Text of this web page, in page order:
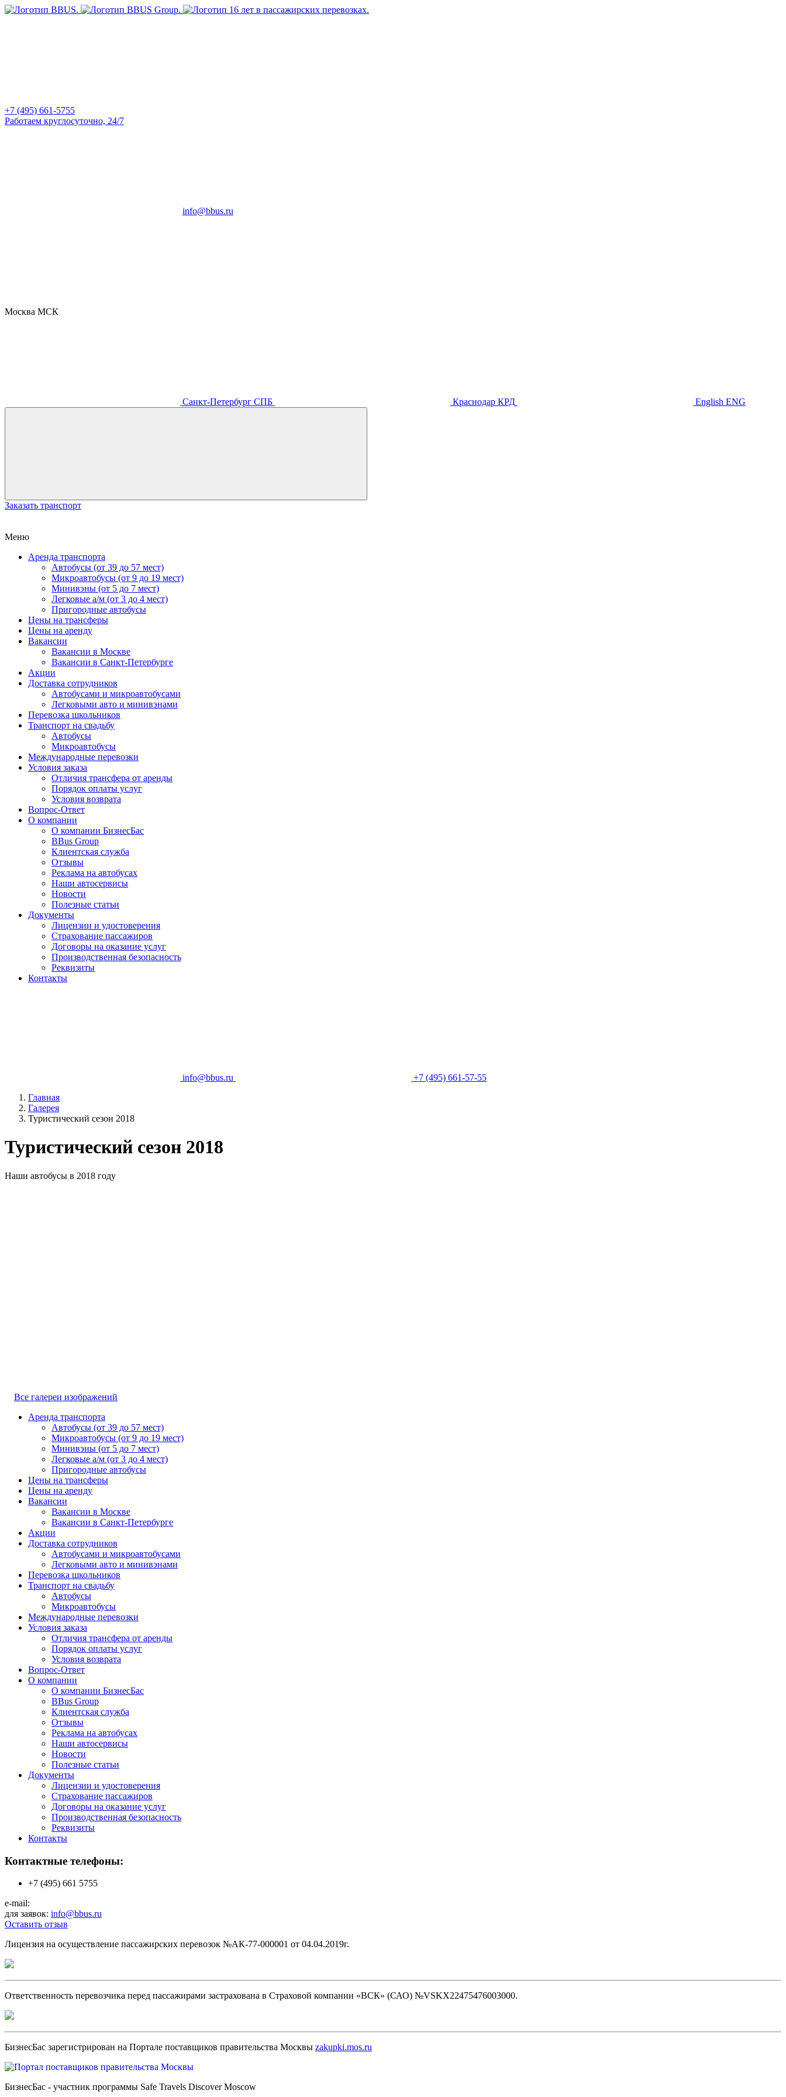
+7 (495) 661-5755
Работаем круглосуточно, 24/7
info@bbus.ru
Москва МСК
Санкт-Петербург СПБ Краснодар КРД English ENG
Заказать транспорт
Меню
Аренда транспорта
Автобусы (от 39 до 57 мест)
Микроавтобусы (от 9 до 19 мест)
Минивэны (от 5 до 7 мест)
Легковые а/м (от 3 до 4 мест)
Пригородные автобусы
Цены на трансферы
Цены на аренду
Вакансии
Вакансии в Москве
Вакансии в Санкт-Петербурге
Акции
Доставка сотрудников
Автобусами и микроавтобусами
Легковыми авто и минивэнами
Перевозка школьников
Транспорт на свадьбу
Автобусы
Микроавтобусы
Международные перевозки
Условия заказа
Отличия трансфера от аренды
Порядок оплаты услуг
Условия возврата
Вопрос-Ответ
О компании
О компании БизнесБас
BBus Group
Клиентская служба
Отзывы
Реклама на автобусах
Наши автосервисы
Новости
Полезные статьи
Документы
Лицензии и удостоверения
Страхование пассажиров
Договоры на оказание услуг
Производственная безопасность
Реквизиты
Контакты
info@bbus.ru
+7 (495) 661-57-55
Главная
Галерея
Туристический сезон 2018
Туристический сезон 2018
Наши автобусы в 2018 году
Все галереи изображений
Аренда транспорта
Автобусы (от 39 до 57 мест)
Микроавтобусы (от 9 до 19 мест)
Минивэны (от 5 до 7 мест)
Легковые а/м (от 3 до 4 мест)
Пригородные автобусы
Цены на трансферы
Цены на аренду
Вакансии
Вакансии в Москве
Вакансии в Санкт-Петербурге
Акции
Доставка сотрудников
Автобусами и микроавтобусами
Легковыми авто и минивэнами
Перевозка школьников
Транспорт на свадьбу
Автобусы
Микроавтобусы
Международные перевозки
Условия заказа
Отличия трансфера от аренды
Порядок оплаты услуг
Условия возврата
Вопрос-Ответ
О компании
О компании БизнесБас
BBus Group
Клиентская служба
Отзывы
Реклама на автобусах
Наши автосервисы
Новости
Полезные статьи
Документы
Лицензии и удостоверения
Страхование пассажиров
Договоры на оказание услуг
Производственная безопасность
Реквизиты
Контакты
Контактные телефоны:
+7 (495) 661 5755
e-mail:
для заявок: info@bbus.ru
Оставить отзыв
Лицензия на осуществление пассажирских перевозок №АК-77-000001 от 04.04.2019г.
Ответственность перевозчика перед пассажирами застрахована в Страховой компании «ВСК» (САО) №VSKX22475476003000.
БизнесБас зарегистрирован на Портале поставщиков правительства Москвы zakupki.mos.ru
БизнесБас - участник программы Safe Travels Discover Moscow